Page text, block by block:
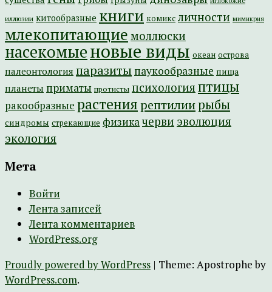
иллюзии китообразные книги комикс личности мимикрия
млекопитающие моллюски
насекомыеновые виды океан острова
палеонтология паразиты паукообразные пища
планеты приматы протисты психология птицы
ракообразные растениярептилиирыбы
синдромы стрекающие физикачерви эволюция
экология
Мета
Войти
Лента записей
Лента комментариев
WordPress.org
Proudly powered by WordPress | Theme: Apostrophe by
WordPress.com.